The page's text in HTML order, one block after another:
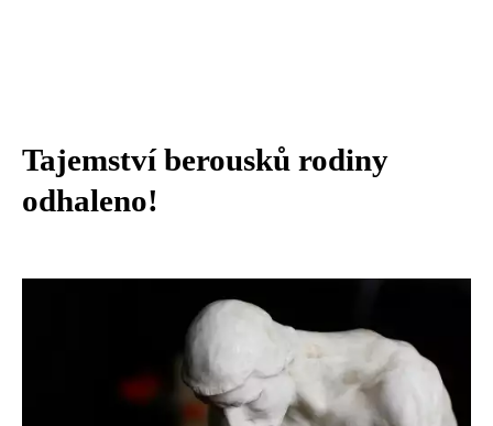
Tajemství berousků rodiny
odhaleno!